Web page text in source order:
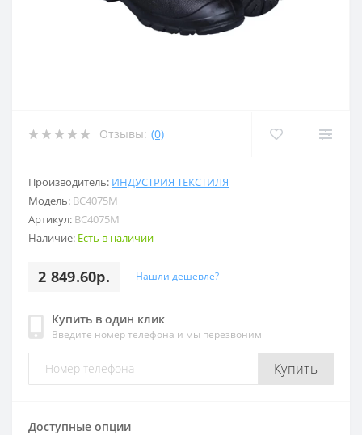
Отзывы: (0)
Производитель: ИНДУСТРИЯ ТЕКСТИЛЯ
Модель: ВС4075М
Артикул: ВС4075М
Наличие: Есть в наличии
2 849.60р. Нашли дешевле?
Купить в один клик
Введите номер телефона и мы перезвоним
Купить
Доступные опции